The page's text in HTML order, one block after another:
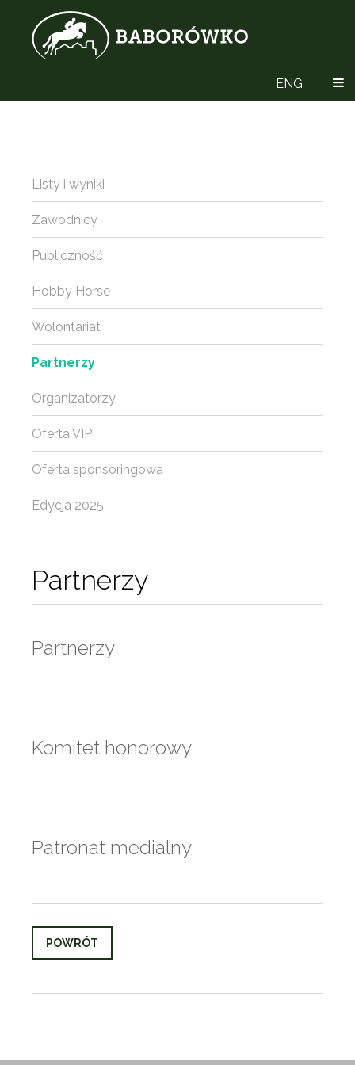
ENG
Partnerzy
Partnerzy
Komitet honorowy
Patronat medialny
POWRÓT
Listy i wyniki
Zawodnicy
Publiczność
Hobby Horse
Wolontariat
Partnerzy
Organizatorzy
Oferta VIP
Oferta sponsoringowa
Edycja 2025